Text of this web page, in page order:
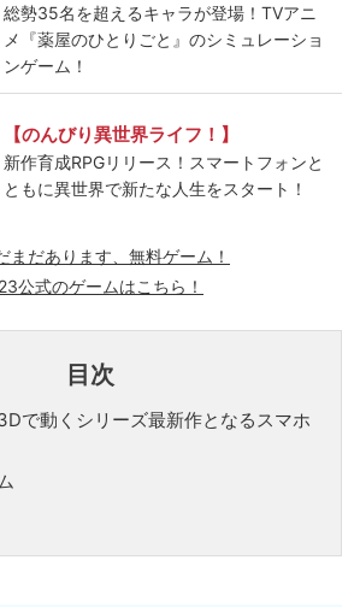
総勢35名を超えるキャラが登場！TVアニ
メ『薬屋のひとりごと』のシミュレーショ
ンゲーム！
【のんびり異世界ライフ！】
新作育成RPGリリース！スマートフォンと
ともに異世界で新たな人生をスタート！
まだあります、無料ゲーム！
公式のゲームはこちら！
目次
で動くシリーズ最新作となるスマホ